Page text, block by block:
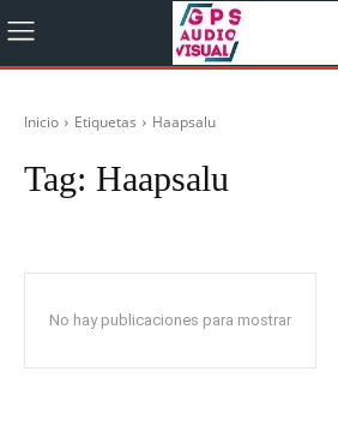
Inicio Etiquetas Haapsalu
Tag: Haapsalu
No hay publicaciones para mostrar